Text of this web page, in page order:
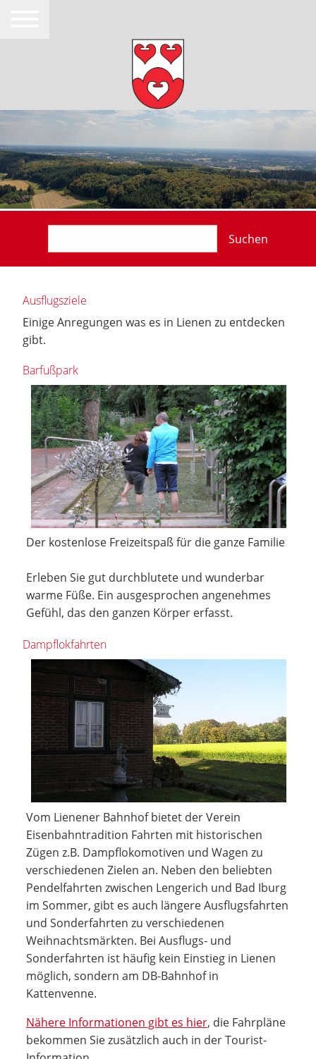
Suchen
Ausflugsziele
Einige Anregungen was es in Lienen zu entdecken
gibt.
Barfußpark
Der kostenlose Freizeitspaß für die ganze Familie
Erleben Sie gut durchblutete und wunderbar
warme Füße. Ein ausgesprochen angenehmes
Gefühl, das den ganzen Körper erfasst.
Dampflokfahrten
Vom Lienener Bahnhof bietet der Verein
Eisenbahntradition Fahrten mit historischen
Zügen z.B. Dampflokomotiven und Wagen zu
verschiedenen Zielen an. Neben den beliebten
Pendelfahrten zwischen Lengerich und Bad Iburg
im Sommer, gibt es auch längere Ausflugsfahrten
und Sonderfahrten zu verschiedenen
Weihnachtsmärkten. Bei Ausflugs- und
Sonderfahrten ist häufig kein Einstieg in Lienen
möglich, sondern am DB-Bahnhof in
Kattenvenne.
Nähere Informationen gibt es hier, die Fahrpläne
bekommen Sie zusätzlich auch in der Tourist-